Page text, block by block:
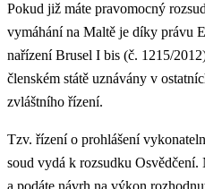
Pokud již máte pravomocný
vymáhání na Maltě je díky právu
nařízení Brusel I bis (č. 1215/
členském státě uznávány v
zvláštního řízení.
Tzv. řízení o prohlášení
soud vydá k rozsudku Osvědčení.